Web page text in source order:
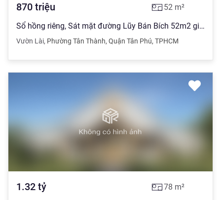
870 triệu 52 m²
Sổ hồng riêng, Sát mặt đường Lũy Bán Bích 52m2 giá 870 triệu
Vườn Lài, Phường Tân Thành, Quận Tân Phú, TPHCM
1.32 tỷ 78 m²